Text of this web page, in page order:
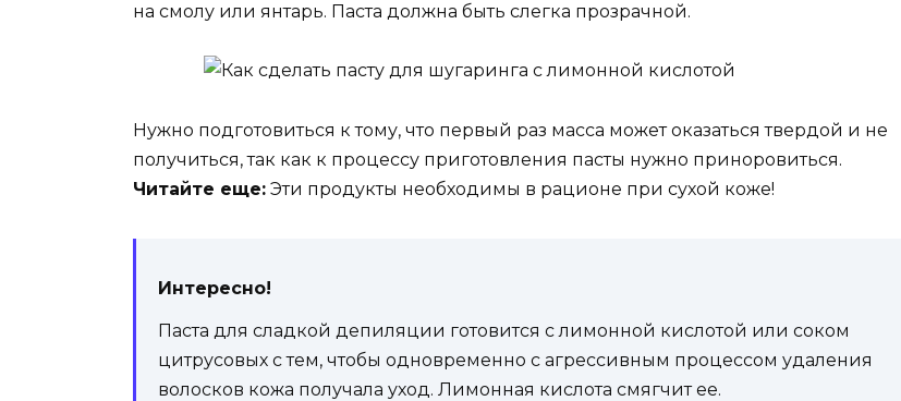
на смолу или янтарь. Паста должна быть слегка прозрачной.
Нужно подготовиться к тому, что первый раз масса может оказаться твердой и не
получиться, так как к процессу приготовления пасты нужно приноровиться.
Читайте еще: Эти продукты необходимы в рационе при сухой коже!
Интересно!
Паста для сладкой депиляции готовится с лимонной кислотой или соком
цитрусовых с тем, чтобы одновременно с агрессивным процессом удаления
волосков кожа получала уход. Лимонная кислота смягчит ее.